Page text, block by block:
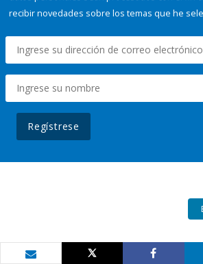
recibir novedades sobre los temas que he
Regístrese